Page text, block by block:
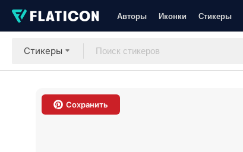
Авторы Иконки Стикеры
Стикеры
Сохранить